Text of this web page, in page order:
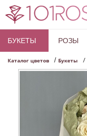
БУКЕТЫ РОЗЫ
Каталог цветов / Букеты /